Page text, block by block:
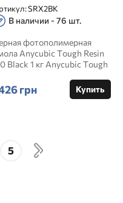
SRX2BK
В наличии - 76 шт.
фотополимерная
Anycubic Tough Resin
Black 1 кг Anycubic Tough
грн Купить
5